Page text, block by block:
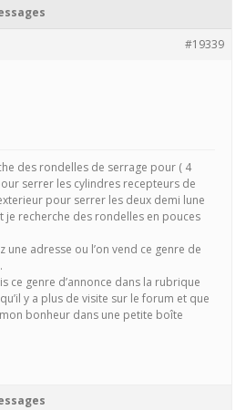
#19339
des rondelles de serrage pour ( 4
serrer les cylindres recepteurs de
pour serrer les deux demi lune
je recherche des rondelles en pouces
une adresse ou l’on vend ce genre de
ce genre d’annonce dans la rubrique
y a plus de visite sur le forum et que
bonheur dans une petite boîte